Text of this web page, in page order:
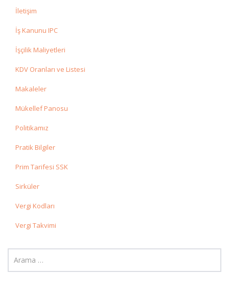
İletişim
İş Kanunu IPC
İşçilik Maliyetleri
KDV Oranları ve Listesi
Makaleler
Mükellef Panosu
Politikamız
Pratik Bilgiler
Prim Tarifesi SSK
Sirküler
Vergi Kodları
Vergi Takvimi